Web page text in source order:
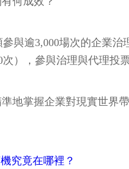
與逾3,000場次的企業
），參與治理與代理投
地掌握企業對現實世界
究竟在哪裡？